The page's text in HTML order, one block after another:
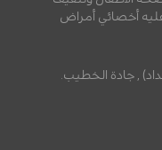
عليه أخصائي أمراض
, جادة الخطيب.